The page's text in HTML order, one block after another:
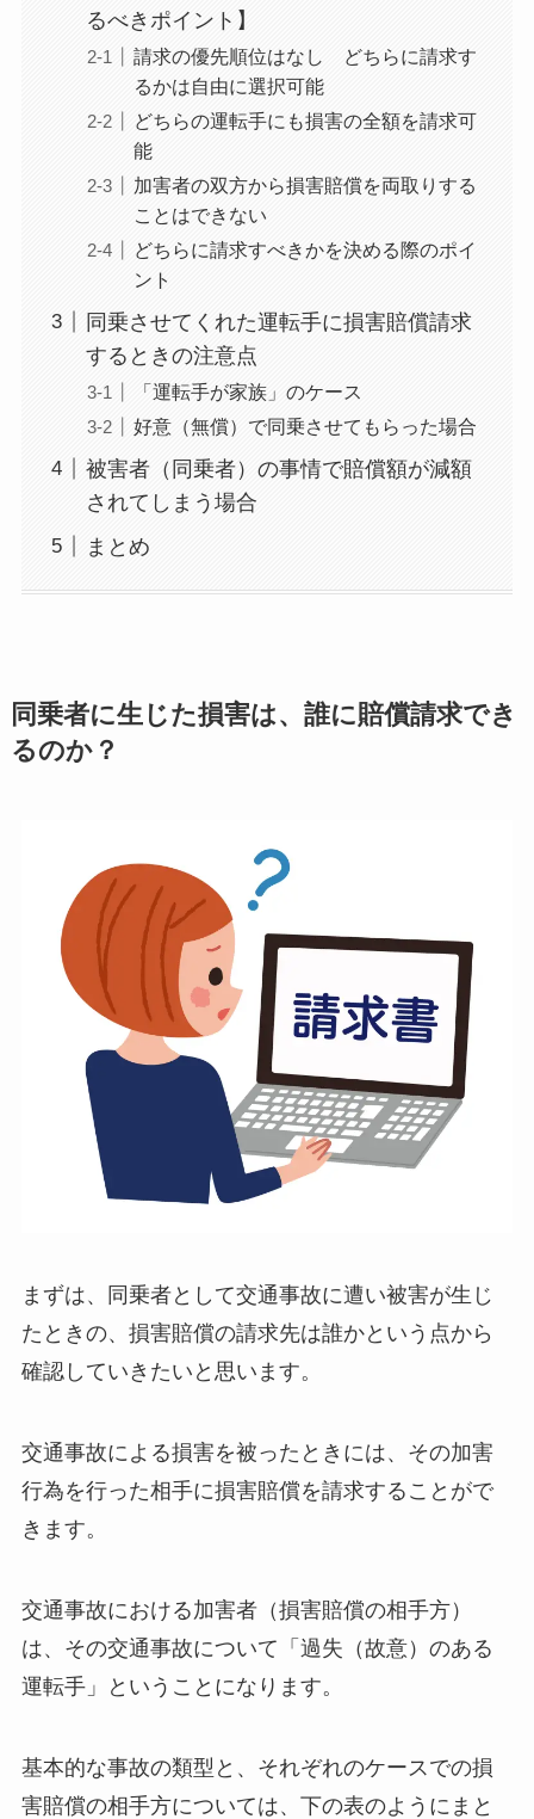
るべきポイント】
請求の優先順位はなし どちらに請求す
るかは自由に選択可能
どちらの運転手にも損害の全額を請求可
能
加害者の双方から損害賠償を両取りする
ことはできない
どちらに請求すべきかを決める際のポイ
ント
同乗させてくれた運転手に損害賠償請求
するときの注意点
「運転手が家族」のケース
好意（無償）で同乗させてもらった場合
被害者（同乗者）の事情で賠償額が減額
されてしまう場合
まとめ
同乗者に生じた損害は、誰に賠償請求でき
るのか？
まずは、同乗者として交通事故に遭い被害が生じ
たときの、損害賠償の請求先は誰かという点から
確認していきたいと思います。
交通事故による損害を被ったときには、 その加害
行為を行った相手に損害賠償を請求することがで
きます。
交通事故における加害者（損害賠償の相手方）
は、その交通事故について「過失（故意）のある
運転手」ということになります。
基本的な事故の類型と、それぞれのケースでの損
害賠償の相手方については、下の表のようにまと